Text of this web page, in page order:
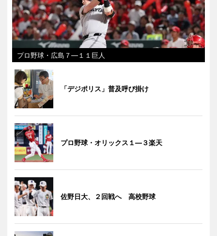
プロ野球・広島７―１１巨人
「デジポリス」普及呼び掛け
プロ野球・オリックス１―３楽天
佐野日大、２回戦へ 高校野球